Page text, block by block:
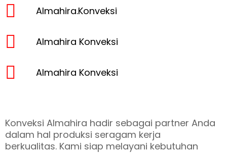
Almahira.Konveksi
Almahira Konveksi
Almahira Konveksi
Konveksi Almahira hadir sebagai partner Anda
dalam hal produksi seragam kerja
berkualitas. Kami siap melayani kebutuhan